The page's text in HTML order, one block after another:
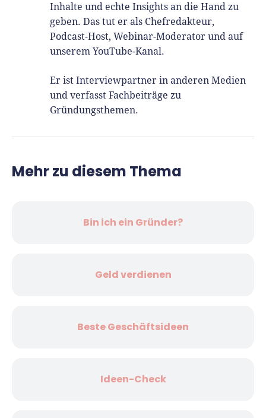
Inhalte und echte Insights an die Hand zu
geben. Das tut er als Chefredakteur,
Podcast-Host, Webinar-Moderator und auf
unserem YouTube-Kanal.
Er ist Interviewpartner in anderen Medien
und verfasst Fachbeiträge zu
Gründungsthemen.
Mehr zu diesem Thema
Bin ich ein Gründer?
Geld verdienen
Beste Geschäftsideen
Ideen-Check